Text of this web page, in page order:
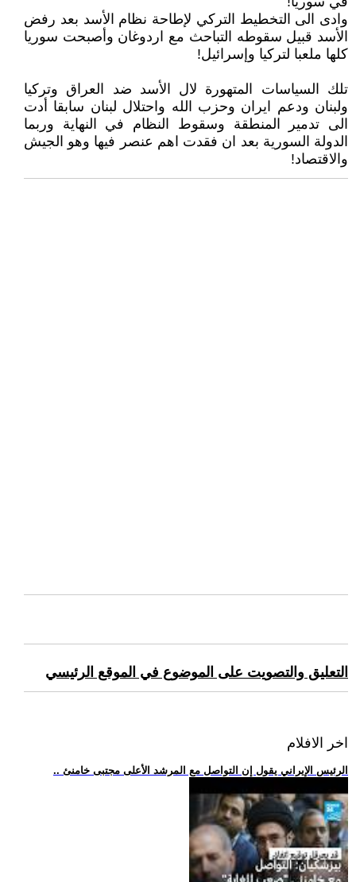
وادى الى التخطيط التركي لإطاحة نظام الأسد بعد رفض
الأسد قبيل سقوطه التباحث مع اردوغان وأصبحت سوريا
كلها ملعبا لتركيا وإسرائيل!
تلك السياسات المتهورة لال الأسد ضد العراق وتركيا
ولبنان ودعم ايران وحزب الله واحتلال لبنان سابقا أدت
الى تدمير المنطقة وسقوط النظام في النهاية وربما
الدولة السورية بعد ان فقدت اهم عنصر فيها وهو الجيش
والاقتصاد!
التعليق والتصويت على الموضوع في الموقع الرئيسي
اخر الافلام
.. الرئيس الإيراني يقول إن التواصل مع المرشد الأعلى مجتبى خامنئ